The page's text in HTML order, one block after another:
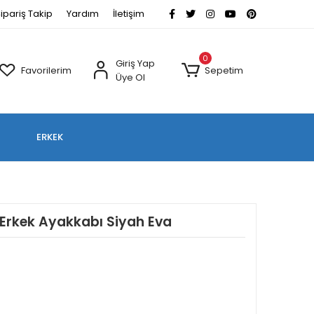
Takip Yardım İletişim
Favorilerim
Giriş Yap
Üye Ol
0
Sepetim
ERKEK
Ayakkabı Siyah Eva